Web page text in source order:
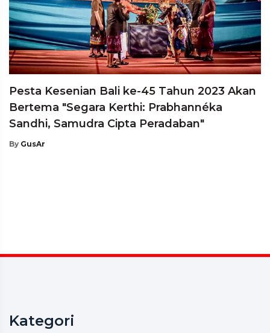
Pesta Kesenian Bali ke-45 Tahun 2023 Akan
Bertema "Segara Kerthi: Prabhannéka
Sandhi, Samudra Cipta Peradaban"
By GusAr
Kategori